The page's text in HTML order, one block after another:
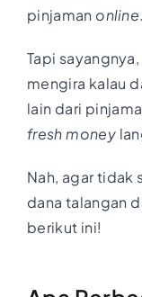
pinjaman online.
Tapi
mengira kalau
lain dari
fresh money
Nah, agar tidak
dana talangan
berikut ini!